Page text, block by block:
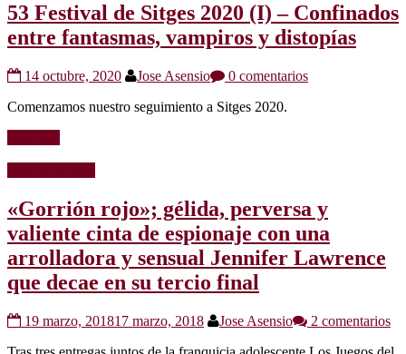
53 Festival de Sitges 2020 (I) – Confinados
entre fantasmas, vampiros y distopías
14 octubre, 2020 Jose Asensio
0 comentarios
Comenzamos nuestro seguimiento a Sitges 2020.
«Gorrión rojo»; gélida, perversa y
valiente cinta de espionaje con una
arrolladora y sensual Jennifer Lawrence
que decae en su tercio final
19 marzo, 201817 marzo, 2018 Jose Asensio
2 comentarios